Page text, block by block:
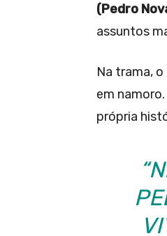
(Pedro
assuntos
Na trama,
em
própria